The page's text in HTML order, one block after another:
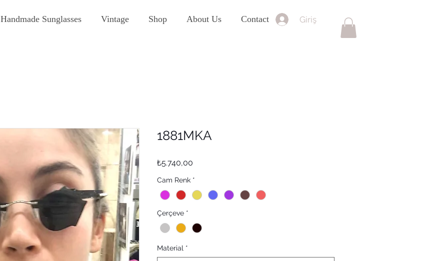
Handmade Sunglasses Vintage Shop About Us Contact Giriş
1881MKA
₺5.740,00
Cam Renk *
Çerçeve *
Material *